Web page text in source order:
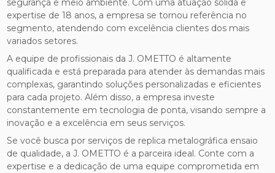
segurança e meio ambiente. Com uma atuação sólida e
expertise de 18 anos, a empresa se tornou referência no
segmento, atendendo com excelência clientes dos mais
variados setores.
A equipe de profissionais da J. OMETTO é altamente
qualificada e está preparada para atender às demandas mais
complexas, garantindo soluções personalizadas e eficientes
para cada projeto. Além disso, a empresa investe
constantemente em tecnologia de ponta, visando sempre a
inovação e a excelência em seus serviços.
Se você busca por serviços de replica metalográfica ensaio
de qualidade, a J. OMETTO é a parceira ideal. Conte com a
expertise e a dedicação de uma equipe comprometida em